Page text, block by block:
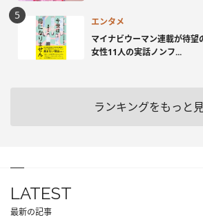
エンタメ
マイナビウーマン連載が待
女性11人の実話ノンフ...
ランキングをもっと
LATEST
最新の記事